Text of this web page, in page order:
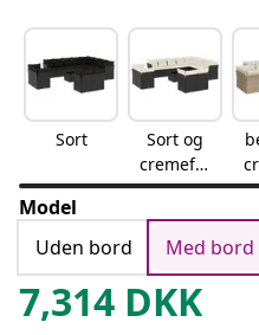
Sort
Sort og
cremefar
vet
Model
Uden bord
Med bord
7,314 DKK